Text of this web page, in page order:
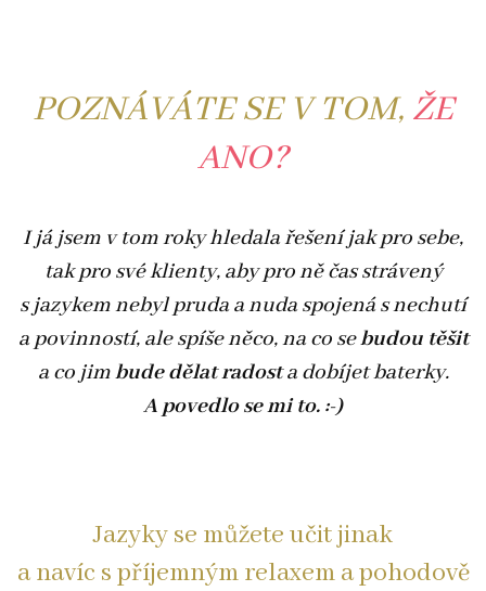
POZNÁVÁTE SE V TOM, ŽE
ANO?
I já jsem v tom roky hledala řešení jak pro sebe,
tak pro své klienty, aby pro ně čas strávený
s jazykem nebyl pruda a nuda spojená s nechutí
a povinností, ale spíše něco, na co sebudou těšit
a co jimbude dělat radosta dobíjet baterky.
A povedlo se mi to. :-)
Jazyky se můžete učit jinak
a navíc s příjemným relaxem a pohodově